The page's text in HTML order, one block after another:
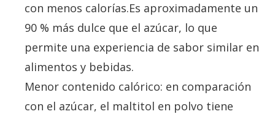
con menos calorías.Es aproximadamente un
90 % más dulce que el azúcar, lo que
permite una experiencia de sabor similar en
alimentos y bebidas.
Menor contenido calórico: en comparación
con el azúcar, el maltitol en polvo tiene